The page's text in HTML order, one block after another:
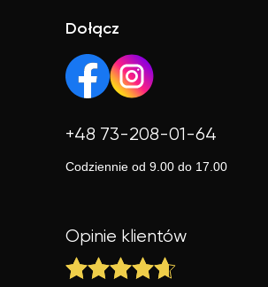
Dołącz
+48 73-208-01-64
Codziennie od 9.00 do 17.00
Opinie klientów